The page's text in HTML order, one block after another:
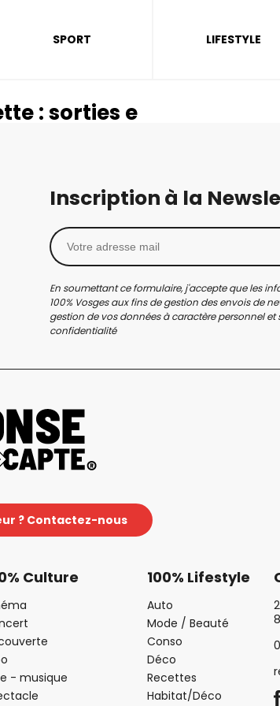
SPORT LIFESTYLE
:sorties e
Inscription à la
En soumettant ce formulaire, j'accepte que les
100% Vosges aux fins de gestion des envois de
gestion de vos données à caractère personnel et
confidentialité
? Contactez-nous
Culture
- musique
100% Lifestyle
Auto
Mode / Beauté
Conso
Déco
Recettes
Habitat/Déco